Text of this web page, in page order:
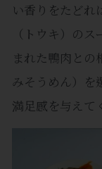
い香りをたど
（トウキ）の
まれた鴨肉と
みそうめん）を
満足感を与えて